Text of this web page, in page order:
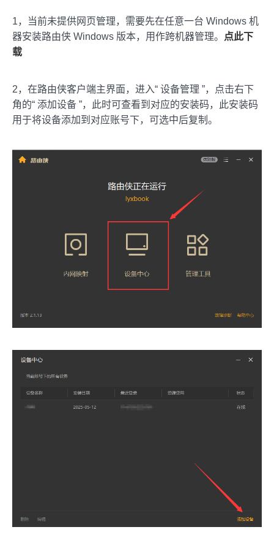
1，当前未提供网页管理，需要先在任意一台 Windows 机
器安装路由侠 Windows 版本，用作跨机器管理。
点此下
载
2，在路由侠客户端主界面，进入“ 设备管理 ”，点击右下
角的“ 添加设备 ”，此时可查看到对应的安装码，此安装码
用于将设备添加到对应账号下，可选中后复制。